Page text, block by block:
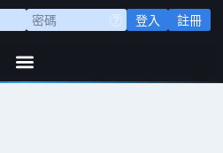
登入 註冊